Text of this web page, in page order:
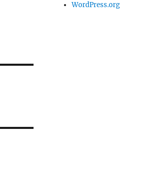
WordPress.org